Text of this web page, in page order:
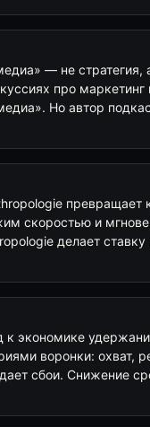
— не стратегия,
про
Но автор
превращает
скоростью и
делает
к экономике
воронки: охват,
сбои. Снижение